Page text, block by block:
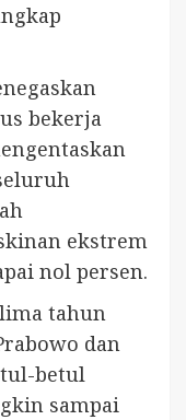
bekerja
ekstrem
nol persen.
tahun
dan
betul
sampai